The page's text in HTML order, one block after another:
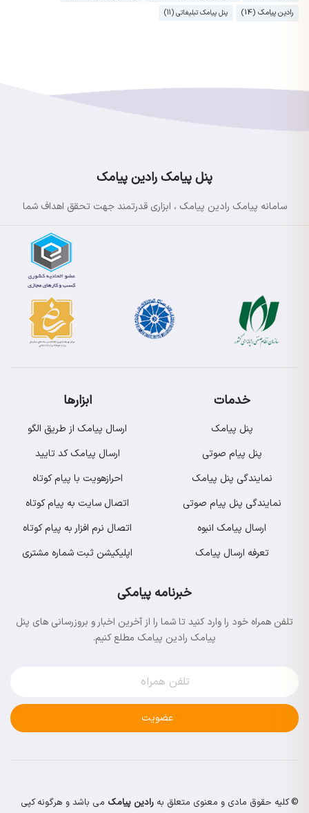
رادین پیامک (14)
پنل پیامک تبلیغاتی (11)
پنل پیامک رادین پیامک
سامانه پیامک رادین پیامک ، ابزاری قدرتمند جهت تحقق اهداف شما
خدمات
پنل پیامک
پنل پیام صوتی
نمایندگی پنل پیامک
نمایندگی پنل پیام صوتی
ارسال پیامک انبوه
تعرفه ارسال پیامک
ابزارها
ارسال پیامک از طریق الگو
ارسال پیامک کد تایید
احرازهویت با پیام کوتاه
اتصال سایت به پیام کوتاه
اتصال نرم افزار به پیام کوتاه
اپلیکیشن ثبت شماره مشتری
خبرنامه پیامکی
تلفن همراه خود را وارد کنید تا شما را از آخرین اخبار و بروزرسانی های پنل
پیامک رادین پیامک مطلع کنیم.
عضویت
© کلیه حقوق مادی و معنوی متعلق به رادین پیامک می باشد و هرگونه کپی